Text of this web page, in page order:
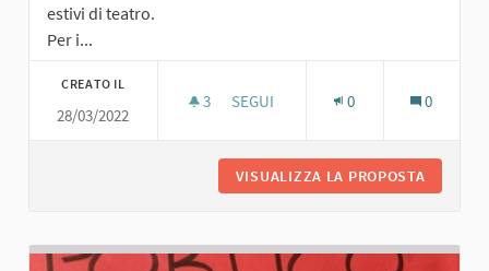
estivi di teatro.
Per i...
CREATO IL
28/03/2022
3 3 SOSTENITORI
SEGUI 0 0
VISUALIZZA LA PROPOSTA